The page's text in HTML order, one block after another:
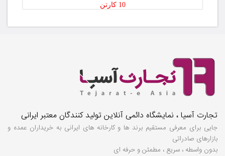
10 کارتن
تجارت آسیا ، نمایشگاه دائمی آنلاین تولید کنندگان معتبر ایرانی
جایی برای معرفی مستقیم برند ها و کارخانه های ایرانی به خریداران عمده و
بازارهای صادراتی
بدون واسطه ، سریع ، مطمئن و حرفه ای